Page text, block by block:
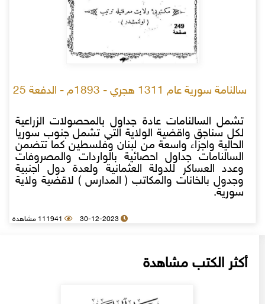
سالنامة سورية عام 1311 هجري - 1893م - الدفعة 25
تشمل السالنامات عادة جداول بالمحصولات الزراعية
لكل سناجق واقضية الولاية التي تشمل جنوب سوريا
الحالية واجزاء واسعة من لبنان وفلسطين كما تتضمن
السالنامات جداول احصائية بالواردات والمصروفات
وعدد العساكر للدولة العثمانية ولعدة دول اجنبية
وجدول بالخانات والمكاتب ( المدارس ) لاقضية ولاية
سورية.
30-12-2023 111941 مشاهدة
أكثر الكتب مشاهدة